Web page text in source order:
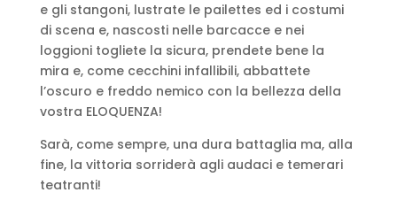
e gli stangoni, lustrate le pailettes ed i costumi
di scena e, nascosti nelle barcacce e nei
loggioni togliete la sicura, prendete bene la
mira e, come cecchini infallibili, abbattete
l’oscuro e freddo nemico con la bellezza della
vostra ELOQUENZA!
Sarà, come sempre, una dura battaglia ma, alla
fine, la vittoria sorriderà agli audaci e temerari
teatranti!